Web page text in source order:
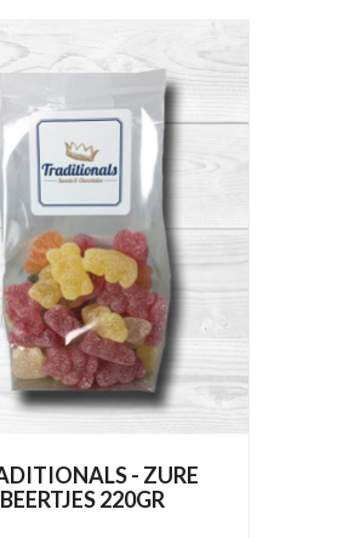
- ZURE
BEERTJES 220GR